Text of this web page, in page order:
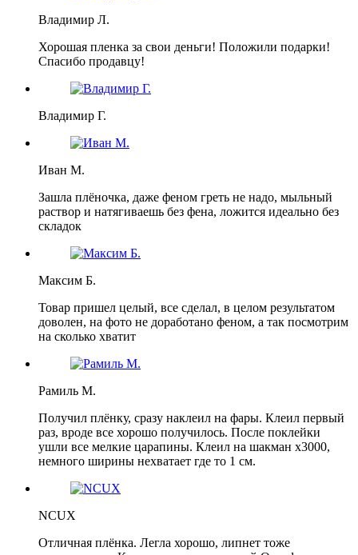
Владимир Л.
Хорошая пленка за свои деньги! Положили подарки!
Спасибо продавцу!
Владимир Г.
Иван М.
Зашла плёночка, даже феном греть не надо, мыльный
раствор и натягиваешь без фена, ложится идеально без
складок
Максим Б.
Товар пришел целый, все сделал, в целом результатом
доволен, на фото не доработано феном, а так посмотрим
на сколько хватит
Рамиль М.
Получил плёнку, сразу наклеил на фары. Клеил первый
раз, вроде все хорошо получилось. После поклейки
ушли все мелкие царапины. Клеил на шакман х3000,
немного ширины нехватает где то 1 см.
NCUX
Отличная плёнка. Легла хорошо, липнет тоже